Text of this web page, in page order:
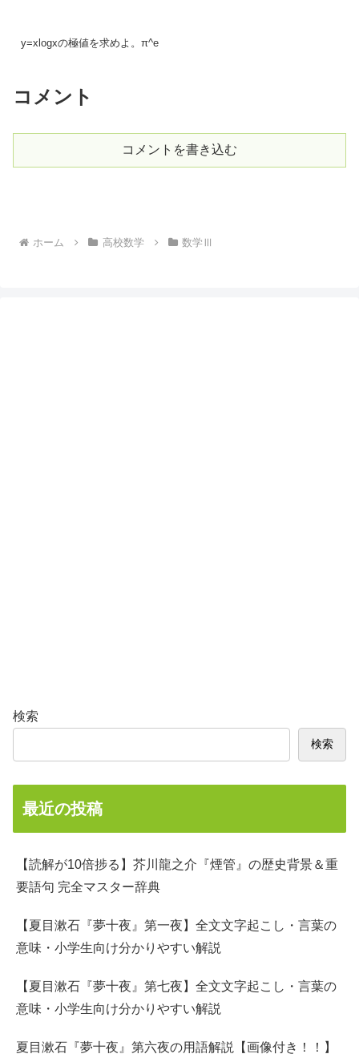
y=xlogxの極値を求めよ。π^e
コメント
コメントを書き込む
ホーム 高校数学 数学Ⅲ
検索
検索
最近の投稿
【読解が10倍捗る】芥川龍之介『煙管』の歴史背景＆重
要語句 完全マスター辞典
【夏目漱石『夢十夜』第一夜】全文文字起こし・言葉の
意味・小学生向け分かりやすい解説
【夏目漱石『夢十夜』第七夜】全文文字起こし・言葉の
意味・小学生向け分かりやすい解説
夏目漱石『夢十夜』第六夜の用語解説【画像付き！！】